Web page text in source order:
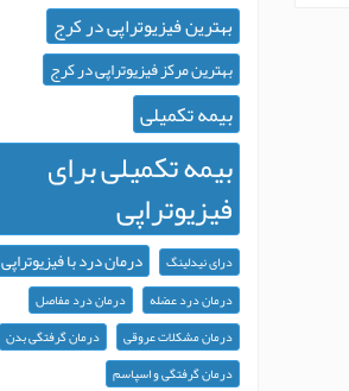
بهترین فیزیوتراپی در کرج
بهترین مرکز فیزیوتراپی در کرج
بیمه تکمیلی
بیمه تکمیلی برای
فیزیوتراپی
درای نیدلینگ درمان درد با فیزیوتراپی
درمان درد عضله
درمان درد مفاصل
درمان مشکلات عروقی
درمان گرفتگی بدن
درمان گرفتگی و اسپاسم